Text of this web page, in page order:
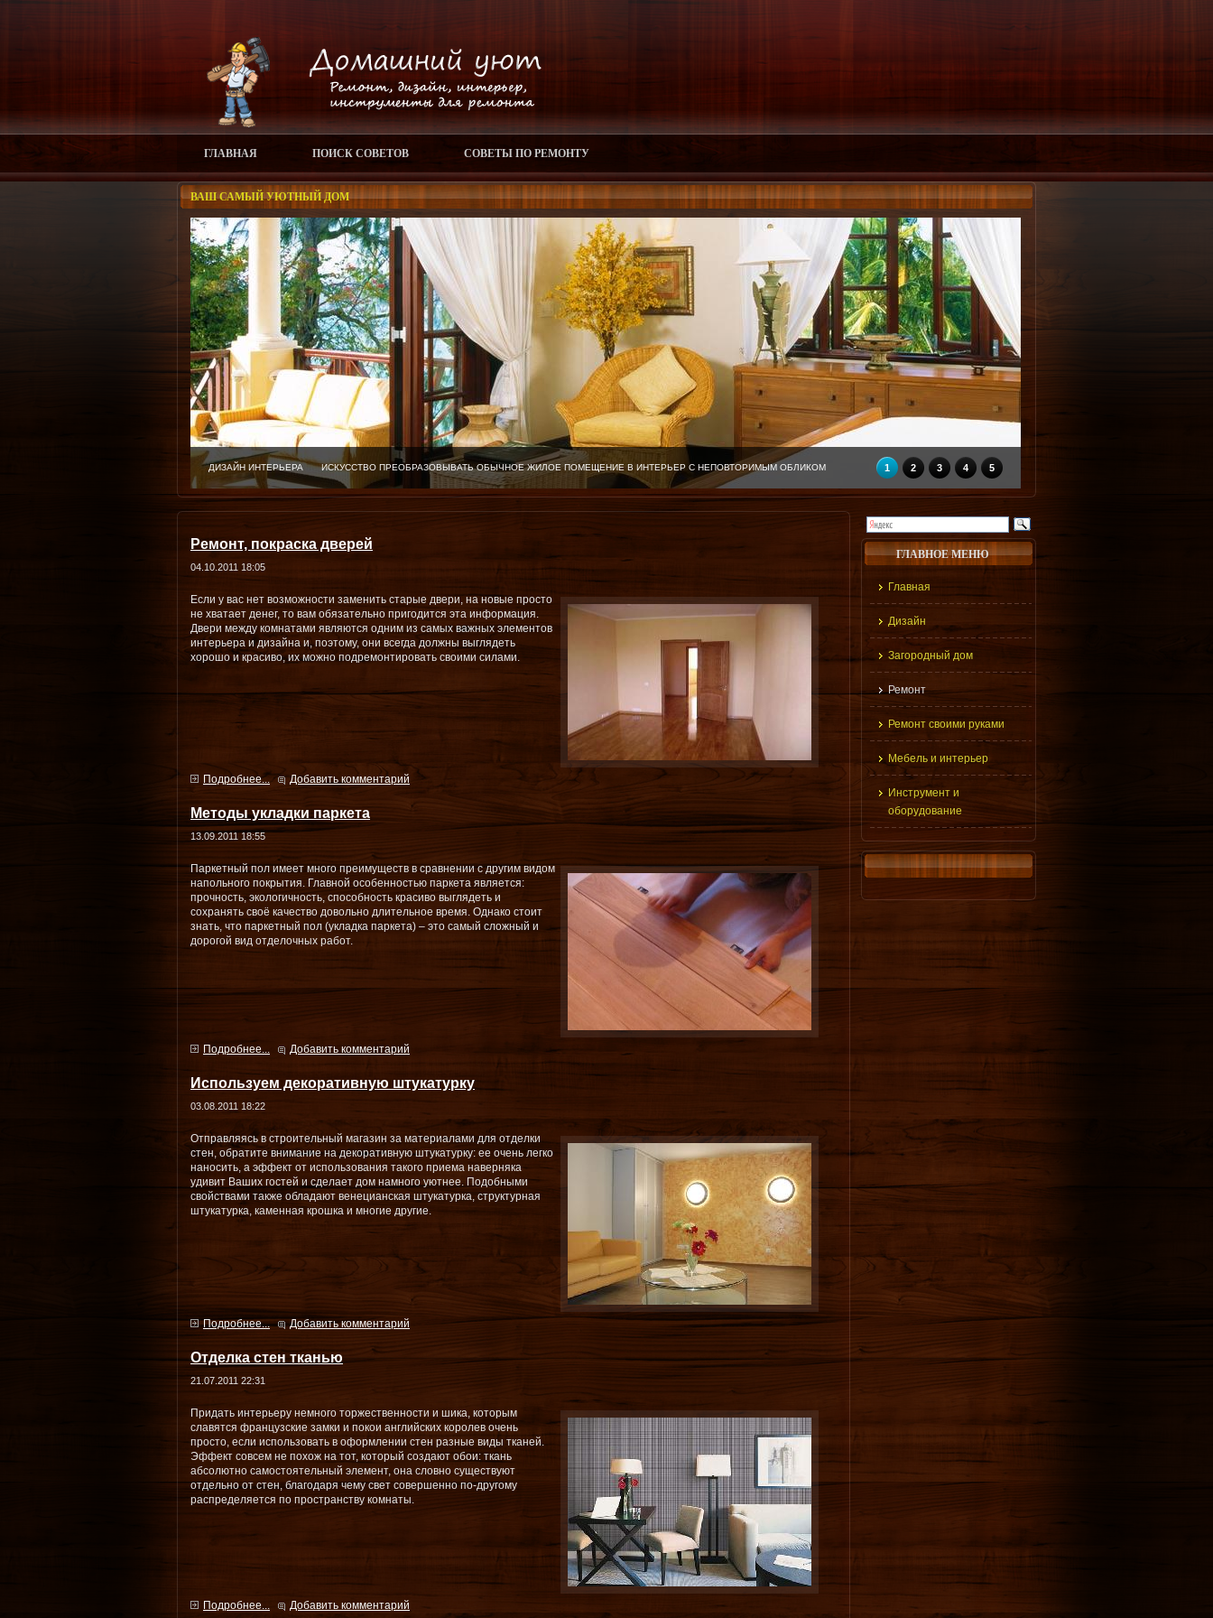
ГЛАВНАЯ ПОИСК СОВЕТОВ СОВЕТЫ ПО РЕМОНТУ
ВАШ САМЫЙ УЮТНЫЙ ДОМ
ДИЗАЙН ИНТЕРЬЕРА ИСКУССТВО ПРЕОБРАЗОВЫВАТЬ ОБЫЧНОЕ ЖИЛОЕ ПОМЕЩЕНИЕ В ИНТЕРЬЕР С НЕПОВТОРИМЫМ ОБЛИКОМ 1 2 3 4 5
Ремонт, покраска дверей
04.10.2011 18:05
Если у вас нет возможности заменить старые двери, на новые просто
не хватает денег, то вам обязательно пригодится эта информация.
Двери между комнатами являются одним из самых важных элементов
интерьера и дизайна и, поэтому, они всегда должны выглядеть
хорошо и красиво, их можно подремонтировать своими силами.
Подробнее... Добавить комментарий
Методы укладки паркета
13.09.2011 18:55
Паркетный пол имеет много преимуществ в сравнении с другим видом
напольного покрытия. Главной особенностью паркета является:
прочность, экологичность, способность красиво выглядеть и
сохранять своё качество довольно длительное время. Однако стоит
знать, что паркетный пол (укладка паркета) – это самый сложный и
дорогой вид отделочных работ.
Подробнее... Добавить комментарий
Используем декоративную штукатурку
03.08.2011 18:22
Отправляясь в строительный магазин за материалами для отделки
стен, обратите внимание на декоративную штукатурку: ее очень легко
наносить, а эффект от использования такого приема наверняка
удивит Ваших гостей и сделает дом намного уютнее. Подобными
свойствами также обладают венецианская штукатурка, структурная
штукатурка, каменная крошка и многие другие.
Подробнее... Добавить комментарий
Отделка стен тканью
21.07.2011 22:31
Придать интерьеру немного торжественности и шика, которым
славятся французские замки и покои английских королев очень
просто, если использовать в оформлении стен разные виды тканей.
Эффект совсем не похож на тот, который создают обои: ткань
абсолютно самостоятельный элемент, она словно существуют
отдельно от стен, благодаря чему свет совершенно по-другому
распределяется по пространству комнаты.
Подробнее... Добавить комментарий
ГЛАВНОЕ МЕНЮ
Главная
Дизайн
Загородный дом
Ремонт
Ремонт своими руками
Мебель и интерьер
Инструмент и
оборудование